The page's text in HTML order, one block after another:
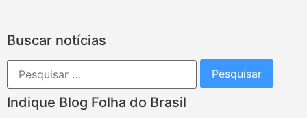
Buscar notícias
Indique Blog Folha do Brasil